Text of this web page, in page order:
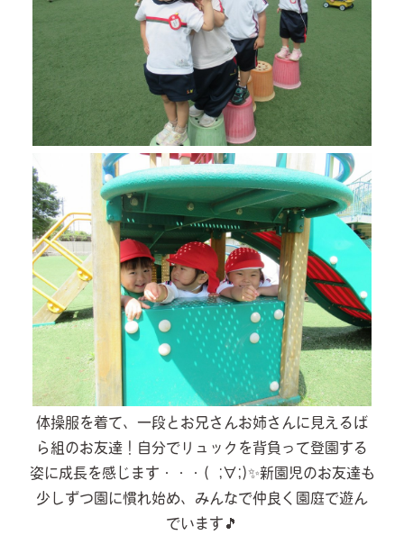
体操服を着て、一段とお兄さんお姉さんに見えるば
ら組のお友達！自分でリュックを背負って登園する
姿に成長を感じます・・・( ;∀;)✨新園児のお友達も
少しずつ園に慣れ始め、みんなで仲良く園庭で遊ん
でいます🎵